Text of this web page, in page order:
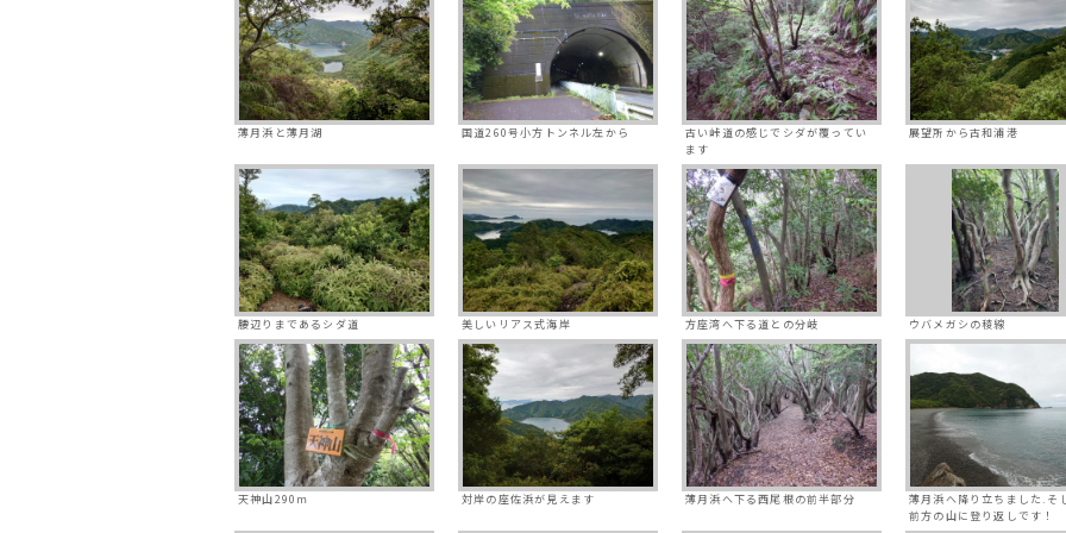
薄月浜と薄月湖 国道260号小方トンネル左から
古い峠道の感じでシダが覆ってい
ます
展望所から古和浦港
腰辺りまであるシダ道 美しいリアス式海岸 方座湾へ下る道との分岐 ウバメガシの稜線
天神山290ｍ 対岸の座佐浜が見えます 薄月浜へ下る西尾根の前半部分
薄月浜へ降り立ちました.そ
前方の山に登り返しです！